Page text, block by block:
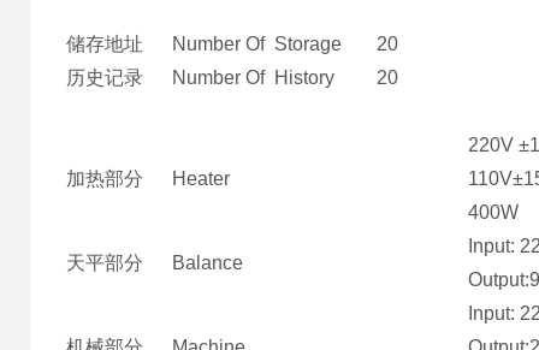
储存地址 Number Of Storage
20
历史记录 Number Of History
20
加热部分 Heater
220V
400W
天平部分 Balance
Input: 220V
Input: 220V